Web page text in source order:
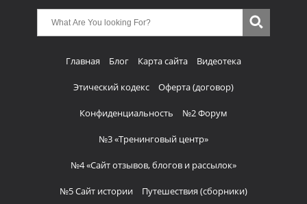
Главная Блог Карта сайта Видеотека
Этический кодекс Оферта (договор)
Конфиденциальность №2 Форум
№3 «Тренинговый центр»
№4 «Сайт отзывов, блогов и рассылок»
№5 Сайт истории Путешествия (сборники)